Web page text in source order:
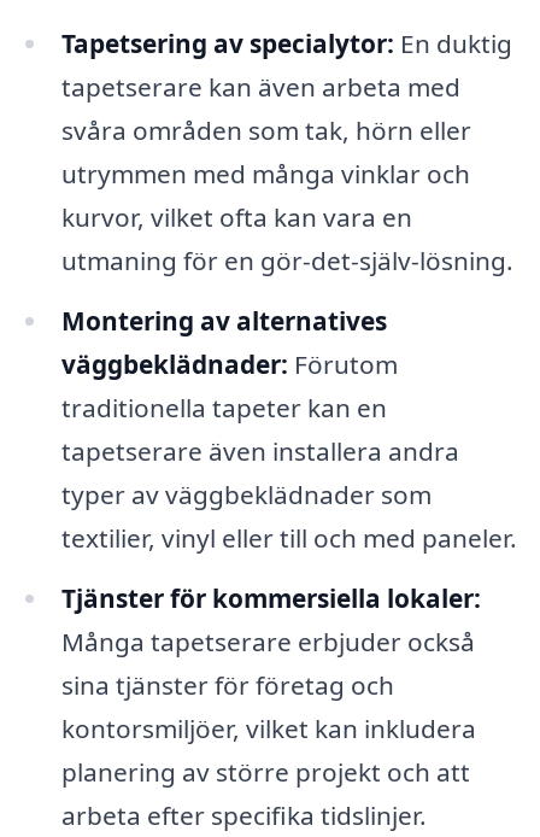
Tapetsering av specialytor: En duktig
tapetserare kan även arbeta med
svåra områden som tak, hörn eller
utrymmen med många vinklar och
kurvor, vilket ofta kan vara en
utmaning för en gör-det-själv-lösning.
Montering av alternatives
väggbeklädnader: Förutom
traditionella tapeter kan en
tapetserare även installera andra
typer av väggbeklädnader som
textilier, vinyl eller till och med paneler.
Tjänster för kommersiella lokaler:
Många tapetserare erbjuder också
sina tjänster för företag och
kontorsmiljöer, vilket kan inkludera
planering av större projekt och att
arbeta efter specifika tidslinjer.